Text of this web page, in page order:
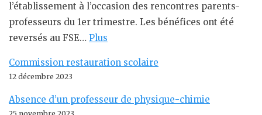
l’établissement à l’occasion des rencontres parents-
professeurs du 1er trimestre. Les bénéfices ont été
reversés au FSE… Plus
Commission restauration scolaire
12 décembre 2023
Absence d’un professeur de physique-chimie